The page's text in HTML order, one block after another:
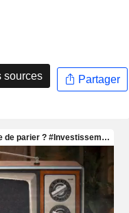
sources Partager